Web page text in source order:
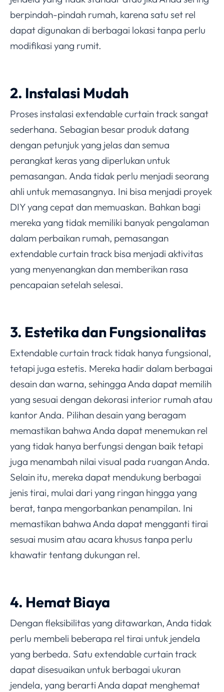
berpindah-pindah rumah, karena satu set rel
dapat digunakan di berbagai lokasi tanpa perlu
modifikasi yang rumit.
2. Instalasi Mudah
Proses instalasi extendable curtain track sangat
sederhana. Sebagian besar produk datang
dengan petunjuk yang jelas dan semua
perangkat keras yang diperlukan untuk
pemasangan. Anda tidak perlu menjadi seorang
ahli untuk memasangnya. Ini bisa menjadi proyek
DIY yang cepat dan memuaskan. Bahkan bagi
mereka yang tidak memiliki banyak pengalaman
dalam perbaikan rumah, pemasangan
extendable curtain track bisa menjadi aktivitas
yang menyenangkan dan memberikan rasa
pencapaian setelah selesai.
3. Estetika dan Fungsionalitas
Extendable curtain track tidak hanya fungsional,
tetapi juga estetis. Mereka hadir dalam berbagai
desain dan warna, sehingga Anda dapat memilih
yang sesuai dengan dekorasi interior rumah atau
kantor Anda. Pilihan desain yang beragam
memastikan bahwa Anda dapat menemukan rel
yang tidak hanya berfungsi dengan baik tetapi
juga menambah nilai visual pada ruangan Anda.
Selain itu, mereka dapat mendukung berbagai
jenis tirai, mulai dari yang ringan hingga yang
berat, tanpa mengorbankan penampilan. Ini
memastikan bahwa Anda dapat mengganti tirai
sesuai musim atau acara khusus tanpa perlu
khawatir tentang dukungan rel.
4. Hemat Biaya
Dengan fleksibilitas yang ditawarkan, Anda tidak
perlu membeli beberapa rel tirai untuk jendela
yang berbeda. Satu extendable curtain track
dapat disesuaikan untuk berbagai ukuran
jendela, yang berarti Anda dapat menghemat